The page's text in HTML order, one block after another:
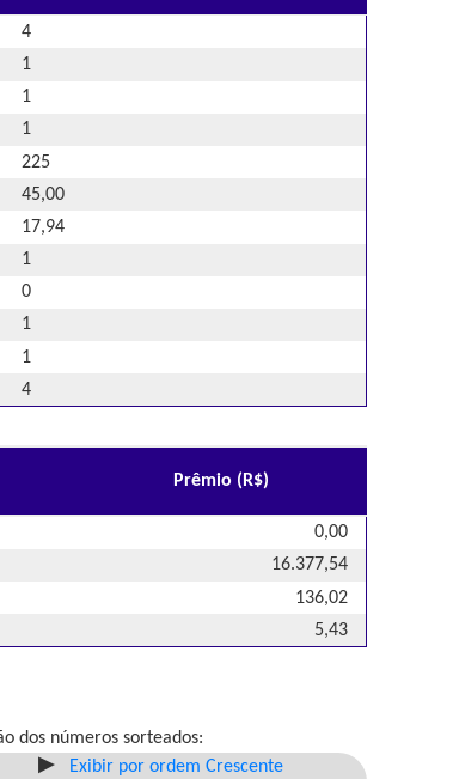
4
1
1
1
225
45,00
17,94
1
0
1
1
4
Prêmio (R$)
0,00
16.377,54
136,02
5,43
dos números sorteados:
Exibir por ordem Crescente